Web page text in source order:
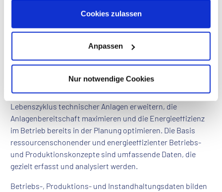
Datenschutzhinweisen.
Cookies zulassen
Anpassen
Nur notwendige Cookies
Als nachhaltiges Unternehmen...
...setzen wir digitale Lösungen ein: So können wir den
Lebenszyklus technischer Anlagen erweitern, die
Anlagenbereitschaft maximieren und die Energieeffizienz
im Betrieb bereits in der Planung optimieren. Die Basis
ressourcenschonender und energieeffizienter Betriebs-
und Produktionskonzepte sind umfassende Daten, die
gezielt erfasst und analysiert werden.
Betriebs-, Produktions- und Instandhaltungsdaten bilden